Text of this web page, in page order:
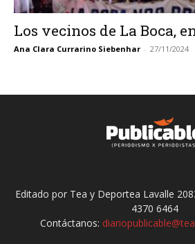
Los vecinos de La Boca,
Ana Clara Currarino Siebenhar - 27/11/2024
Editado por Tea y Deportea Lavalle
4370 6464
Contáctanos: